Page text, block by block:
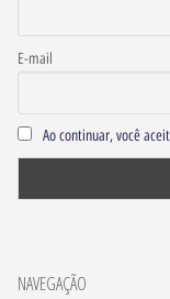
E-mail
Ao continuar, você
NAVEGAÇÃO